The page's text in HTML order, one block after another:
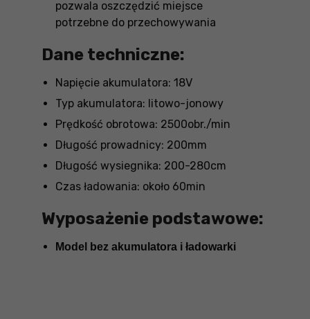
pozwala oszczędzić miejsce
potrzebne do przechowywania
Dane techniczne:
Napięcie akumulatora: 18V
Typ akumulatora: litowo-jonowy
Prędkość obrotowa: 2500obr./min
Długość prowadnicy: 200mm
Długość wysiegnika: 200-280cm
Czas ładowania: około 60min
Wyposażenie podstawowe:
Model bez akumulatora i ładowarki